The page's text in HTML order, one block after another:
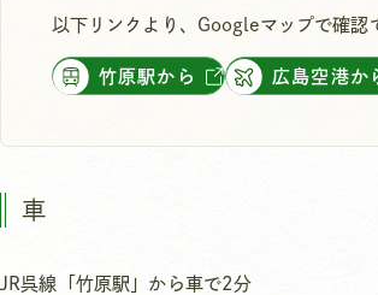
以下リンクより、Googleマップで確認
竹原駅から 広島空港か
車
JR呉線「竹原駅」から車で2分